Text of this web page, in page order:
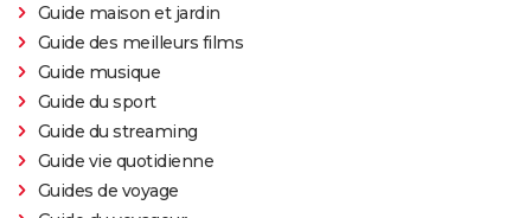
Guide maison et jardin
Guide des meilleurs films
Guide musique
Guide du sport
Guide du streaming
Guide vie quotidienne
Guides de voyage